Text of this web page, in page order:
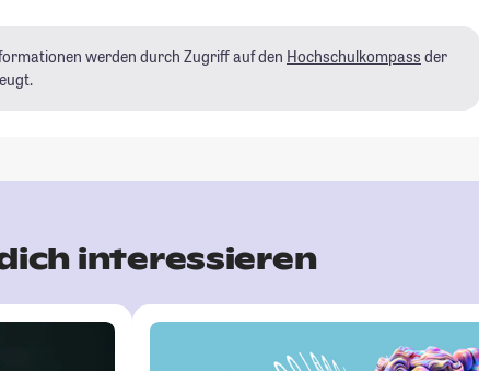
werden durch Zugriff auf den Hochschulkompass der
interessieren